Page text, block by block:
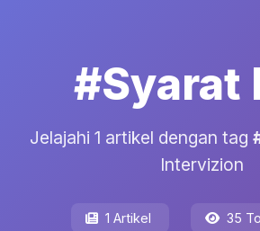
#Syarat
Jelajahi 1 artikel dengan tag
Intervizion
1 Artikel 35